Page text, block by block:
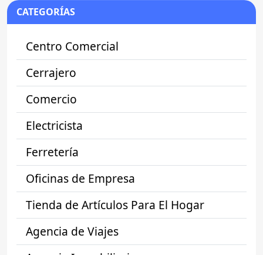
CATEGORÍAS
Centro Comercial
Cerrajero
Comercio
Electricista
Ferretería
Oficinas de Empresa
Tienda de Artículos Para El Hogar
Agencia de Viajes